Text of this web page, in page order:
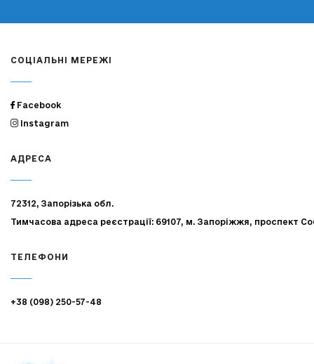
СОЦІАЛЬНІ МЕРЕЖІ
Facebook
Instagram
АДРЕСА
72312, Запорізька обл.
Тимчасова адреса реєстрації: 69107, м. Запоріжжя, проспект
ТЕЛЕФОНИ
+38 (098) 250-57-48